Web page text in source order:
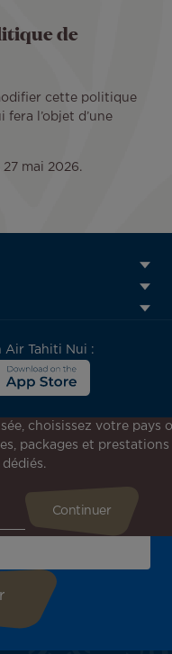
de
cette politique
l’objet d’une
mai 2026.
Air Tahiti Nui :
!
nos offres spéciales et
!
choisissez votre pays
packages et prestations